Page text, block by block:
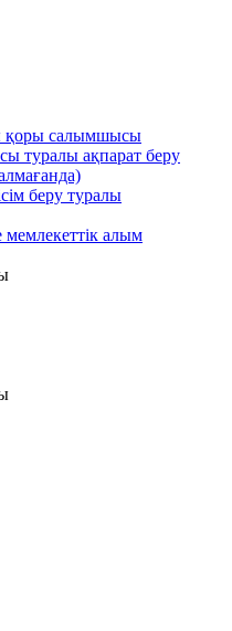
қоры салымшысы
туралы ақпарат беру
беру туралы
мемлекеттік алым